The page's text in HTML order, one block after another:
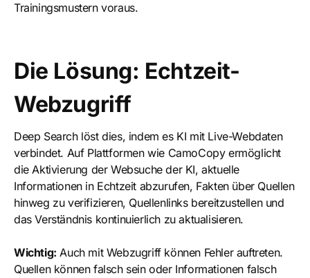
Trainingsmustern voraus.
Die Lösung: Echtzeit-
Webzugriff
Deep Search löst dies, indem es KI mit Live-Webdaten
verbindet. Auf Plattformen wie CamoCopy ermöglicht
die Aktivierung der Websuche der KI, aktuelle
Informationen in Echtzeit abzurufen, Fakten über Quellen
hinweg zu verifizieren, Quellenlinks bereitzustellen und
das Verständnis kontinuierlich zu aktualisieren.
Wichtig: Auch mit Webzugriff können Fehler auftreten.
Quellen können falsch sein oder Informationen falsch